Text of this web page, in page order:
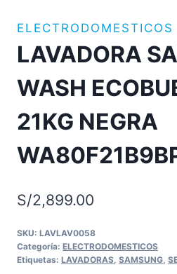
ELECTRODOMESTICOS
LAVADORA
WASH
21KG NEGRA
S/2,899.00
SKU: LAVLAV0058
Categoría: ELECTRODOMESTICOS
Etiquetas: LAVADORAS SAMSUNG